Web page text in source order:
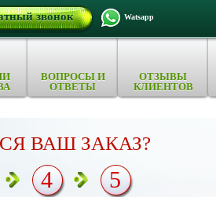
звонок Watsapp
ВОПРОСЫ И
ОТВЕТЫ
ОТЗЫВЫ
КЛИЕНТОВ
ВАШ ЗАКАЗ?
4 5